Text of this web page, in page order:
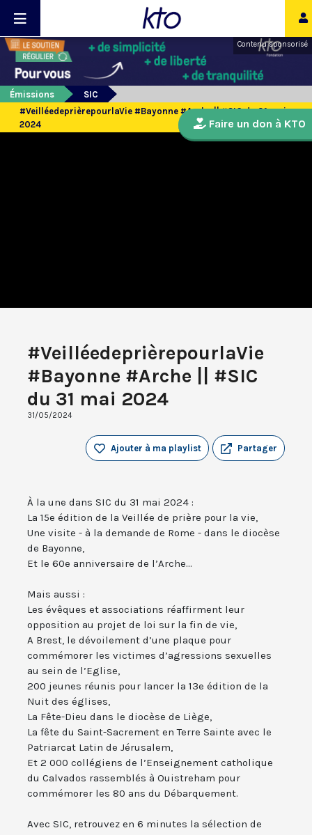
Contenu sponsorisé
Émissions
SIC
#VeilléedeprièrepourlaVie #Bayonne #Arche || #SIC du 31 mai
2024
#VeilléedeprièrepourlaVie
#Bayonne #Arche || #SIC
du 31 mai 2024
31/05/2024
Partager
Ajouter à ma playlist
À la une dans SIC du 31 mai 2024 :
La 15e édition de la Veillée de prière pour la vie,
Une visite - à la demande de Rome - dans le diocèse
de Bayonne,
Et le 60e anniversaire de l’Arche...
Mais aussi :
Les évêques et associations réaffirment leur
opposition au projet de loi sur la fin de vie,
A Brest, le dévoilement d’une plaque pour
commémorer les victimes d’agressions sexuelles
au sein de l’Eglise,
200 jeunes réunis pour lancer la 13e édition de la
Nuit des églises,
La Fête-Dieu dans le diocèse de Liège,
La fête du Saint-Sacrement en Terre Sainte avec le
Patriarcat Latin de Jérusalem,
Et 2 000 collégiens de l’Enseignement catholique
du Calvados rassemblés à Ouistreham pour
commémorer les 80 ans du Débarquement.
Avec SIC, retrouvez en 6 minutes la sélection de
Faire un don à KTO